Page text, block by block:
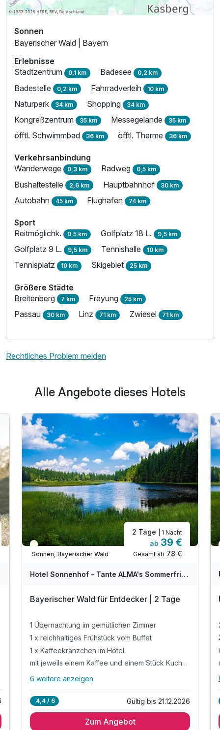
Sonnen
Bayerischer Wald | Bayern
Erlebnisse
Stadtzentrum 0,1 km Badesee 0,2 km
Badestelle 0,2 km Fahrradverleih 10 km
Naturpark 34 km Shopping 34 km
Kongreßzentrum 35 km Messegelände 35 km
öfftl. Schwimmbad 36 km öfftl. Therme 36 km
Verkehrsanbindung
Wanderwege 0,3 km Radweg 0,5 km
Bushaltestelle 2,6 km Hauptbahnhof 30 km
Autobahn 45 km Flughafen 74 km
Sport
Reitmöglichk. 0,5 km Golfplatz 18 L. 9,5 km
Golfplatz 9 L. 9,5 km Tennishalle 10 km
Tennisplatz 10 km Skigebiet 25 km
Größere Städte
Breitenberg 7 km Freyung 25 km
Passau 30 km Linz 71 km Zwiesel 71 km
Rechtliches Problem melden
Alle Angebote dieses Hotels
Teilweise ausgelastet
Sonnen, Bayerischer Wald
2 Tage | 1 Nacht
ab 39 €
Gesamt ab 78 €
Hotel Sonnenhof - Tante ALMA's Sommerfrische
Bayerischer Wald für Entdecker | 2 Tage
1 Übernachtung im gemütlichen Zimmer
1 x reichhaltiges Frühstück vom Buffet
1 x Kaffeekränzchen im Hotel
mit jeweils einem Kaffee und einem Stück Kuchen
Alle Inklusivleistungen
1 x reichhaltiges Frühstück vom Buffet
6 weitere anzeigen
4,4 / 6 Gültig bis 21.12.2026
Zum Angebot